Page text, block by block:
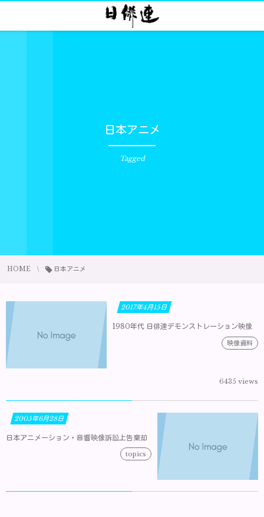
日本アニメ
Tagged
HOME 日本アニメ
2017年4月15日
1980年代 日俳連デモンストレーション映像
映像資料
6435 views
2005年6月28日
日本アニメーション・音響映像訴訟上告棄却
topics